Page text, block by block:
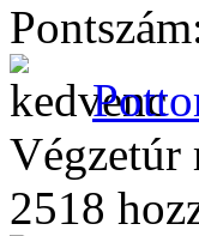
Végzetúr
2518